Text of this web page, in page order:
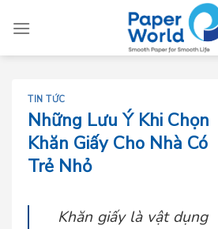
TIN TỨC
Những Lưu Ý Khi Chọn
Khăn Giấy Cho Nhà Có
Trẻ Nhỏ
Khăn giấy là vật dụng